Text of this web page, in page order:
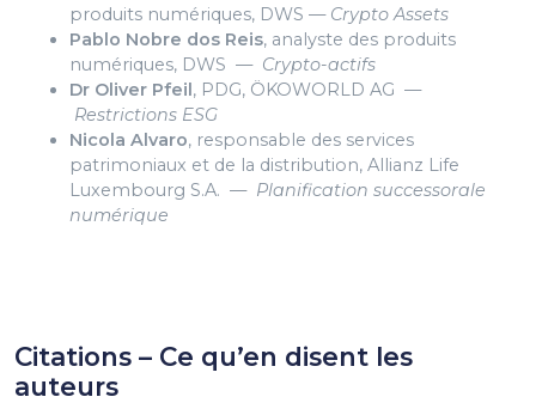
produits numériques, DWS — Crypto Assets
Pablo Nobre dos Reis, analyste des produits
numériques, DWS — Crypto-actifs
Dr Oliver Pfeil , PDG, ÖKOWORLD AG —
Restrictions ESG
Nicola Alvaro, responsable des services
patrimoniaux et de la distribution, Allianz Life
Luxembourg S.A. — Planification successorale
numérique
Citations – Ce qu’en disent les
auteurs